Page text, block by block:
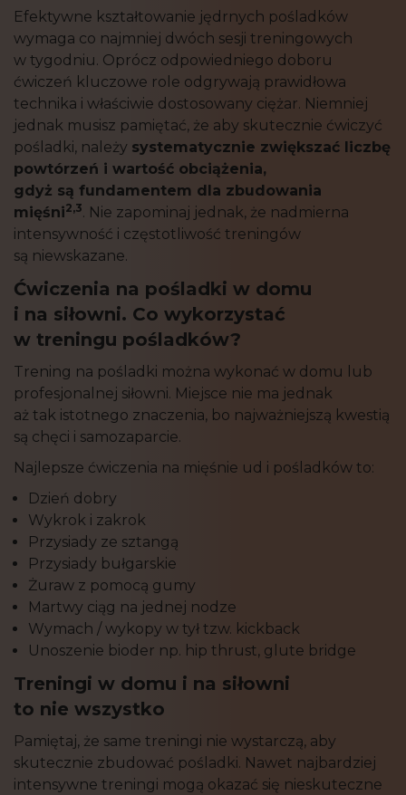
Efektywne kształtowanie jędrnych pośladków
wymaga co najmniej dwóch sesji treningowych
w tygodniu. Oprócz odpowiedniego doboru
ćwiczeń kluczowe role odgrywają prawidłowa
technika i właściwie dostosowany ciężar. Niemniej
jednak musisz pamiętać, że aby skutecznie ćwiczyć
pośladki, należy systematycznie zwiększać liczbę
powtórzeń i wartość obciążenia,
gdyż są fundamentem dla zbudowania
mięśni2,3. Nie zapominaj jednak, że nadmierna
intensywność i częstotliwość treningów
są niewskazane.
Ćwiczenia na pośladki w domu
i na siłowni. Co wykorzystać
w treningu pośladków?
Trening na pośladki można wykonać w domu lub
profesjonalnej siłowni. Miejsce nie ma jednak
aż tak istotnego znaczenia, bo najważniejszą kwestią
są chęci i samozaparcie.
Najlepsze ćwiczenia na mięśnie ud i pośladków to:
Dzień dobry
Wykrok i zakrok
Przysiady ze sztangą
Przysiady bułgarskie
Żuraw z pomocą gumy
Martwy ciąg na jednej nodze
Wymach / wykopy w tył tzw. kickback
Unoszenie bioder np. hip thrust, glute bridge
Treningi w domu i na siłowni
to nie wszystko
Pamiętaj, że same treningi nie wystarczą, aby
skutecznie zbudować pośladki. Nawet najbardziej
intensywne treningi mogą okazać się nieskuteczne